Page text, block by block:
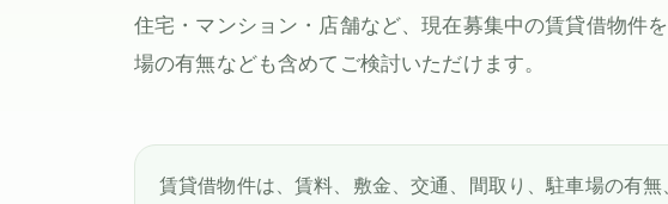
住宅・マンション・店舗など、現在募集中の賃貸借物件
場の有無なども含めてご検討いただけます。
賃貸借物件は、賃料、敷金、交通、間取り、駐車場の有